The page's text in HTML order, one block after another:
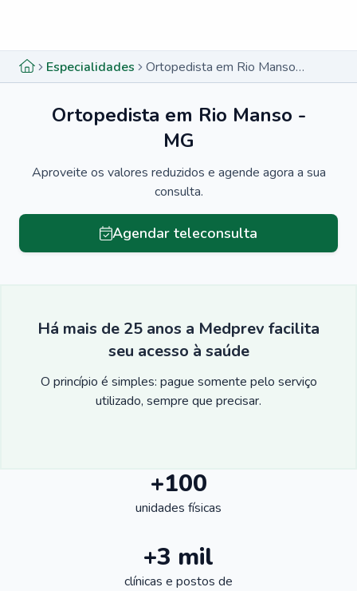
Especialidades Ortopedista em Rio Manso - MG
Ortopedista em Rio Manso -
MG
Aproveite os valores reduzidos e agende agora a sua
consulta.
Agendar teleconsulta
Há mais de 25 anos a Medprev facilita
seu acesso à saúde
O princípio é simples: pague somente pelo serviço
utilizado, sempre que precisar.
+100
unidades físicas
+3 mil
clínicas e postos de